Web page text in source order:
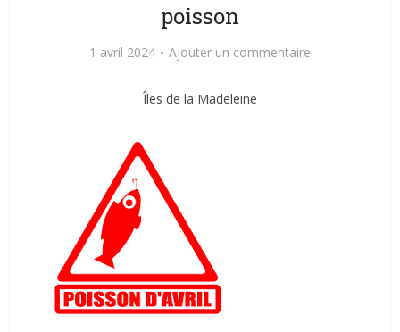
poisson
1 avril 2024 Ajouter un commentaire
Îles de la Madeleine